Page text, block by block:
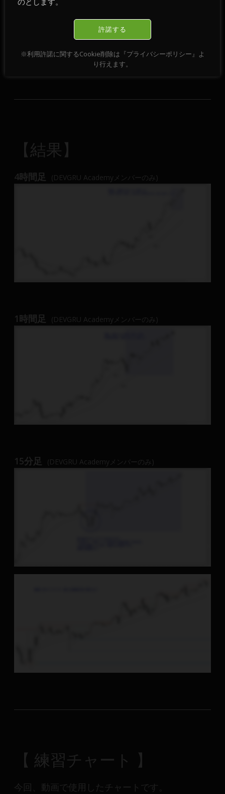
【結果】
4時間足 (DEVGRU Academyメンバーのみ)
1時間足 (DEVGRU Academyメンバーのみ)
15分足 (DEVGRU Academyメンバーのみ)
【 練習チャート 】
今回、動画で使用したチャートです。
許諾する
※利用許諾に関するCookie削除は『プライバシーポリシー』よ
り行えます。